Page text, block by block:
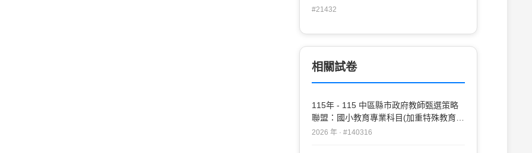
當的異常行為，如哭泣、攻擊行為(C)圖卡
#21432
相關試卷
115年 - 115 中區縣市政府教師甄選策略
聯盟：國小教育專業科目(加重特殊教育比
重-身障)#140316
2026 年 · #140316